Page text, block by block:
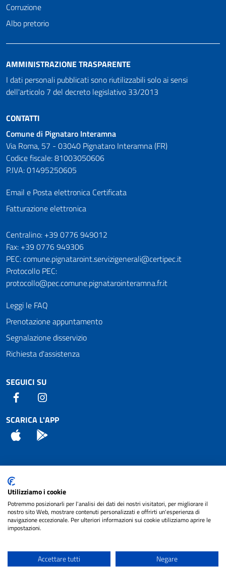
Corruzione
Albo pretorio
AMMINISTRAZIONE TRASPARENTE
I dati personali pubblicati sono riutilizzabili solo ai sensi
dell'articolo 7 del decreto legislativo 33/2013
CONTATTI
Comune di Pignataro Interamna
Via Roma, 57 - 03040 Pignataro Interamna (FR)
Codice fiscale: 81003050606
P.IVA: 01495250605
Email e Posta elettronica Certificata
Fatturazione elettronica
Numeri utili
Centralino: +39 0776 949012
Fax: +39 0776 949306
PEC: comune.pignataroint.servizigenerali@certipec.it
Protocollo PEC:
protocollo@pec.comune.pignatarointeramna.fr.it
Leggi le FAQ
Prenotazione appuntamento
Segnalazione disservizio
Richiesta d'assistenza
SEGUICI SU
Facebook
SCARICA L'APP
App Store
Attuazione Misure PNRR
Piano di miglioramento del sito
Note legali
cura diNET SMART
Utilizziamo i cookie
Potremmo posizionarli per l'analisi dei dati dei nostri visitatori, per migliorare il
nostro sito Web, mostrare contenuti personalizzati e offrirti un'esperienza di
navigazione eccezionale. Per ulteriori informazioni sui cookie utilizziamo aprire le
impostazioni.
Accettare tutti Negare